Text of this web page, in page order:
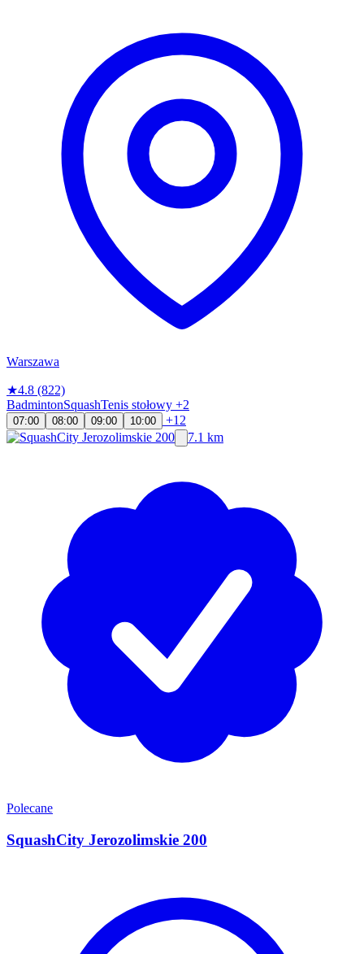
Warszawa
★4.8 (822)
BadmintonSquashTenis stołowy +2
07:00 08:00 09:00 10:00
+12
7.1 km
Polecane
SquashCity Jerozolimskie 200